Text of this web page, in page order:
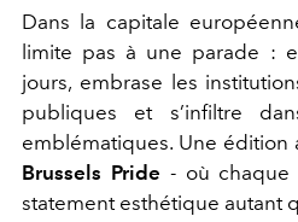
Dans la capitale
limite pas à une parade :
jours, embrase les
publiques et s’infiltre
emblématiques. Une édition
Brussels Pride - où chaque
statement esthétique autant